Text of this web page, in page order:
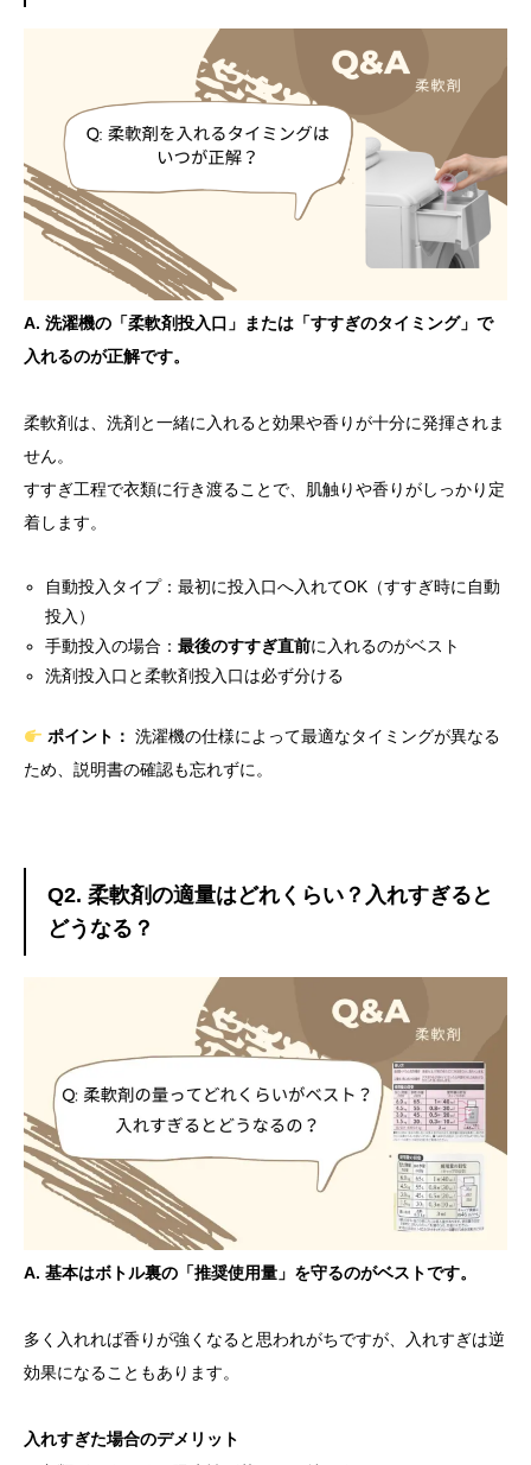
A. 洗濯機の「柔軟剤投入口」または「すすぎのタイミング」で
入れるのが正解です。
柔軟剤は、洗剤と一緒に入れると効果や香りが十分に発揮されま
せん。
すすぎ工程で衣類に行き渡ることで、肌触りや香りがしっかり定
着します。
自動投入タイプ：最初に投入口へ入れてOK（すすぎ時に自動
投入）
手動投入の場合：最後のすすぎ直前に入れるのがベスト
洗剤投入口と柔軟剤投入口は必ず分ける
ポイント： 洗濯機の仕様によって最適なタイミングが異なる
ため、説明書の確認も忘れずに。
Q2. 柔軟剤の適量はどれくらい？入れすぎると
どうなる？
A. 基本はボトル裏の「推奨使用量」を守るのがベストです。
多く入れれば香りが強くなると思われがちですが、入れすぎは逆
効果になることもあります。
入れすぎた場合のデメリット